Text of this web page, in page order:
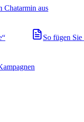
Chatarmin aus
So fügen